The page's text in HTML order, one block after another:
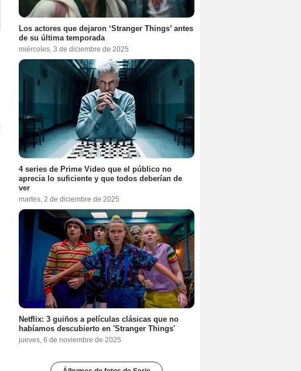
Los actores que dejaron ‘Stranger Things’ antes
de su última temporada
miércoles, 3 de diciembre de 2025
4 series de Prime Video que el público no
aprecia lo suficiente y que todos deberían de
ver
martes, 2 de diciembre de 2025
Netflix: 3 guiños a películas clásicas que no
habíamos descubierto en 'Stranger Things'
jueves, 6 de noviembre de 2025